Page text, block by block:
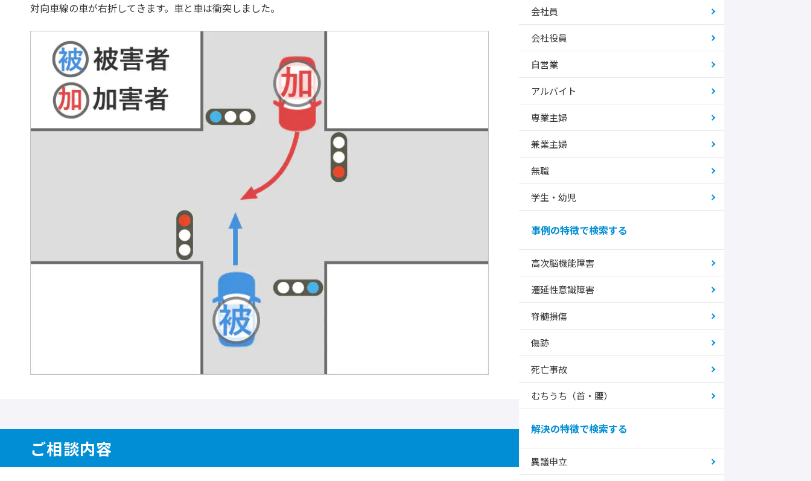
対向車線の車が右折してきます。車と車は衝突しました。
ご相談内容
会社員
会社役員
自営業
アルバイト
専業主婦
兼業主婦
無職
学生・幼児
事例の特徴で検索する
高次脳機能障害
遷延性意識障害
脊髄損傷
傷跡
死亡事故
むちうち（首・腰）
解決の特徴で検索する
異議申立